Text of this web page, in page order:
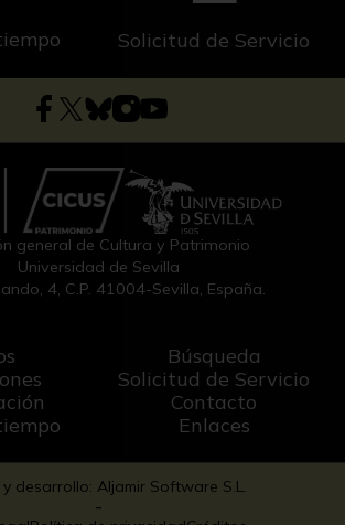
Solicitud de Servicio
general de Cultura y Patrimonio
Universidad de Sevilla
4, C.P. 41004-Sevilla, España.
Búsqueda
Solicitud de Servicio
Contacto
Enlaces
y desarrollo: Aljamir Software S.L.
-